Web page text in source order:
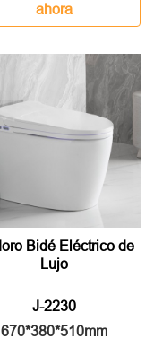
ahora
Bidé Eléctrico de
Lujo
J-2230
670*380*510mm